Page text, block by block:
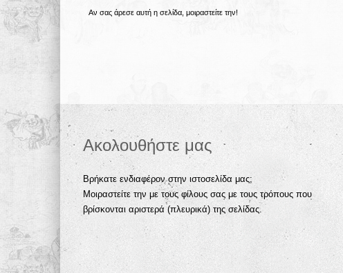
Αν σας άρεσε αυτή η σελίδα, μοιραστείτε την!
Ακολουθήστε μας
Βρήκατε ενδιαφέρον στην ιστοσελίδα μας;
Μοιραστείτε την με τους φίλους σας με τους τρόπους που
βρίσκονται αριστερά (πλευρικά) της σελίδας.